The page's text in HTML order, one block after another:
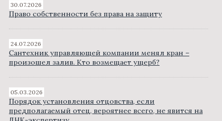
30.07.2026
Право собственности без права на защиту
24.07.2026
Сантехник управляющей компании менял кран –
произошел залив. Кто возмещает ущерб?
05.03.2026
Порядок установления отцовства, если
предполагаемый отец, вероятнее всего, не явится на